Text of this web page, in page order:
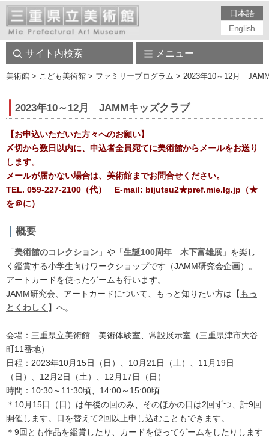
日本語
English
サイト内検索 メニュー
美術館 > こども美術館 > ファミリープログラム > 2023年10～12月
2023年10～12月 JAMMキッズクラブ
【お申込いただいた方々へのお願い】
〆切から数日以内に、申込者全員宛てに美術館からメールをお送り
します。
メールが届かない場合は、美術館までお問合せください。
TEL. 059-227-2100（代） E-mail: bijutsu2★pref.mie.lg.jp（★
を＠に）
概要
「美術館のコレクション 」や「生誕100周年 木下富雄展 」を楽し
く鑑賞する小学生向けワークショップです（JAMM研究会企画）。
アートカードを使ったゲームも行います。
JAMM研究会、アートカードについて、もっと知りたい方は【 もっ
とくわしく 】へ。
会場：三重県立美術館 美術体験室、常設展示室（三重県津市大谷
町11番地）
日程：2023年10月15日（日）、10月21日（土）、11月19日
（日）、12月2日（土）、12月17日（日）
時間：10:30～11:30頃、14:00～15:00頃
＊10月15日（日）は午後の回のみ、そのほかの日は2回ずつ、計9回
開催します。日を替えて2回以上申し込むこともできます。
＊9回とも作品を鑑賞したり、カードを使ってゲームをしたりします